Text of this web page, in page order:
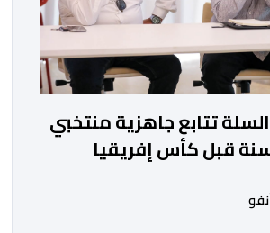
تتابع جاهزية منتخبي